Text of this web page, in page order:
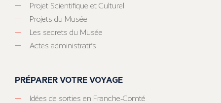
Projet Scientifique et Culturel
Projets du Musée
Les secrets du Musée
Actes administratifs
PRÉPARER VOTRE VOYAGE
Idées de sorties en Franche-Comté